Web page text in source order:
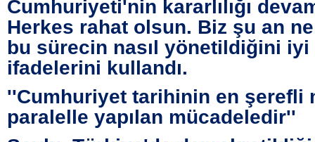
Cumhuriyeti'nin kararlılığı
Herkes rahat olsun. Biz şu an ne
bu sürecin nasıl yönetildiğini
ifadelerini kullandı.
''Cumhuriyet tarihinin en şerefli
paralelle yapılan mücadeledir''